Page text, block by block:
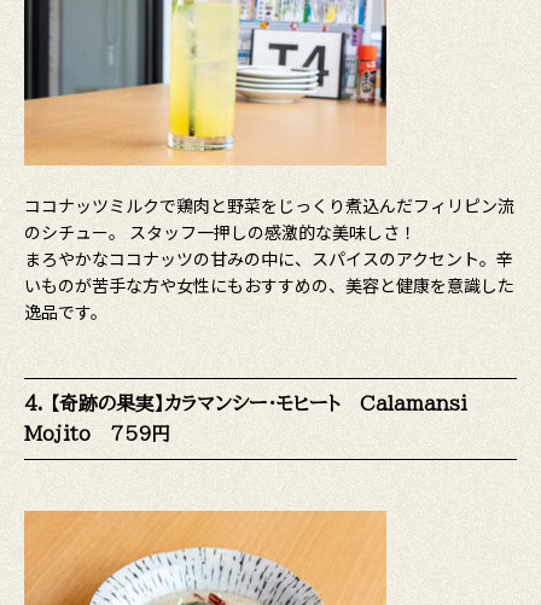
ココナッツミルクで鶏肉と野菜をじっくり煮込んだフィリピン流
のシチュー。 スタッフ一押しの感激的な美味しさ！
まろやかなココナッツの甘みの中に、スパイスのアクセント。辛
いものが苦手な方や女性にもおすすめの、美容と健康を意識した
逸品です。
4. 【奇跡の果実】カラマンシー・モヒート Calamansi
Mojito 759円